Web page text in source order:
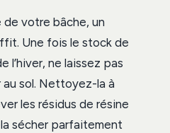
de votre bâche, un
Une fois le stock de
l’hiver, ne laissez pas
sol. Nettoyez-la à
les résidus de résine
sécher parfaitement